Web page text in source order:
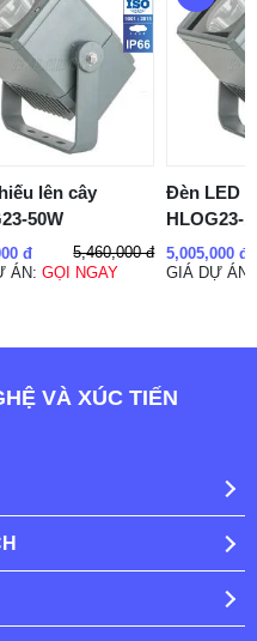
lên cây
50W
đ
5,460,000 đ
ÁN:GỌI NGAY
Đèn LED
HLOG23-
5,005,000 đ
GIÁ DỰ
VÀ XÚC TIẾN